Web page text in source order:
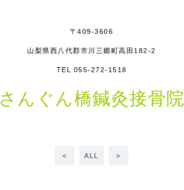
〒409-3606
山梨県西八代郡市川三郷町高田182-2
TEL 055-272-1518
さんぐん橋鍼灸接骨院
< ALL >